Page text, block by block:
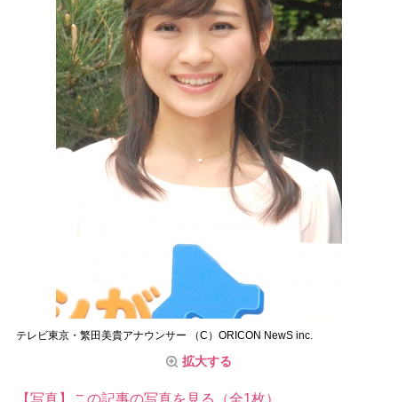
テレビ東京・繁田美貴アナウンサー （C）ORICON NewS inc.
拡大する